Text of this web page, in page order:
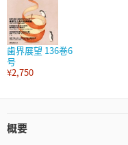
歯界展望 136巻6
号
¥2,750
概要